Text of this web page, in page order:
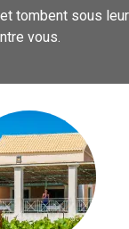
tombent sous leur
vous.